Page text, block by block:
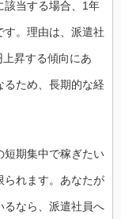
該当する場合、1年
す。理由は、派遣社
昇する傾向にあ
るため、長期的な経
短期集中で稼ぎたい
られます。あなたが
るなら、派遣社員へ